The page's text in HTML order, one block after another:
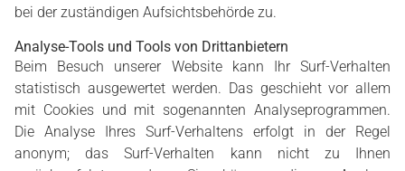
bei der zuständigen Aufsichtsbehörde zu.
Analyse-Tools und Tools von Drittanbietern
Beim Besuch unserer Website kann Ihr Surf-Verhalten
statistisch ausgewertet werden. Das geschieht vor allem
mit Cookies und mit sogenannten Analyseprogrammen.
Die Analyse Ihres Surf-Verhaltens erfolgt in der Regel
anonym; das Surf-Verhalten kann nicht zu Ihnen